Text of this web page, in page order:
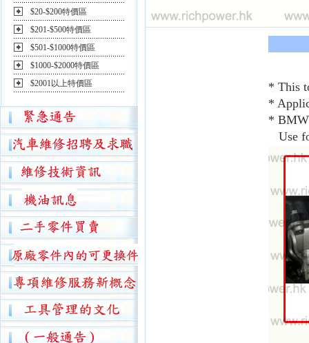
$20-$200特價區
$201-$500特價區
$501-$1000特價區
$1000-$2000特價區
$2001以上特價區
* This
*
*
Use